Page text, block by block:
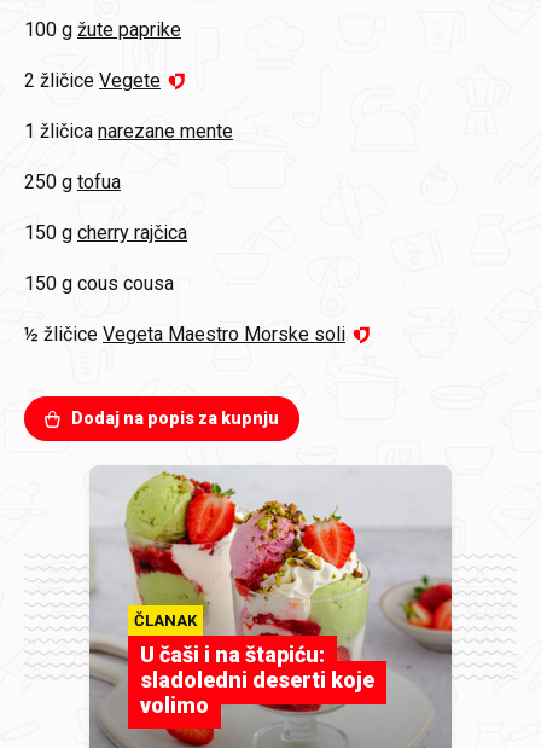
100 g žute paprike
2 žličice Vegete
1 žličica narezane mente
250 g tofua
150 g cherry rajčica
150 g cous cousa
½ žličice Vegeta Maestro Morske soli
Dodaj na popis za kupnju
ČLANAK
U čaši i na štapiću:
sladoledni deserti koje
volimo